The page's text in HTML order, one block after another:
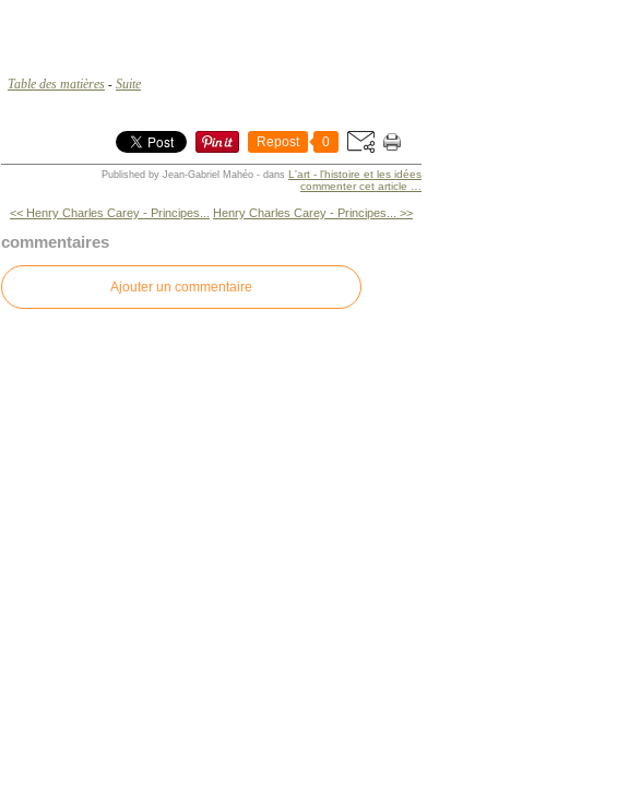
Table des matières - Suite
Repost 0
Published by Jean-Gabriel Mahéo - dans L'art - l'histoire et les idées
commenter cet article
<< Henry Charles Carey - Principes... Henry Charles Carey - Principes... >>
commentaires
Ajouter un commentaire